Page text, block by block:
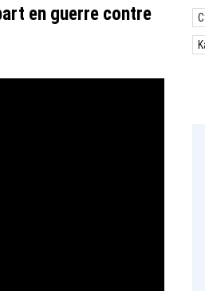
en guerre contre